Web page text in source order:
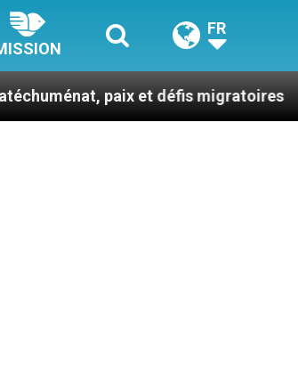
FR
et défis migratoires Léon